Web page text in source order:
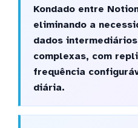
Kondado entre
eliminando a
dados
complexas, com
frequência
diária.